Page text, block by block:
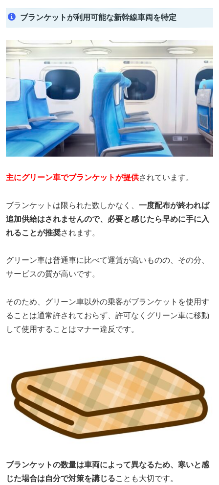
ブランケットが利用可能な新幹線車両を特定
主にグリーン車でブランケットが提供されています。
ブランケットは限られた数しかなく、 一度配布が終われば
追加供給はされませんので、必要と感じたら早めに手に入
れることが推奨されます。
グリーン車は普通車に比べて運賃が高いものの、その分、
サービスの質が高いです。
そのため、グリーン車以外の乗客がブランケットを使用す
ることは通常許されておらず、許可なくグリーン車に移動
して使用することはマナー違反です。
ブランケットの数量は車両によって異なるため、寒いと感
じた場合は自分で対策を講じることも大切です。